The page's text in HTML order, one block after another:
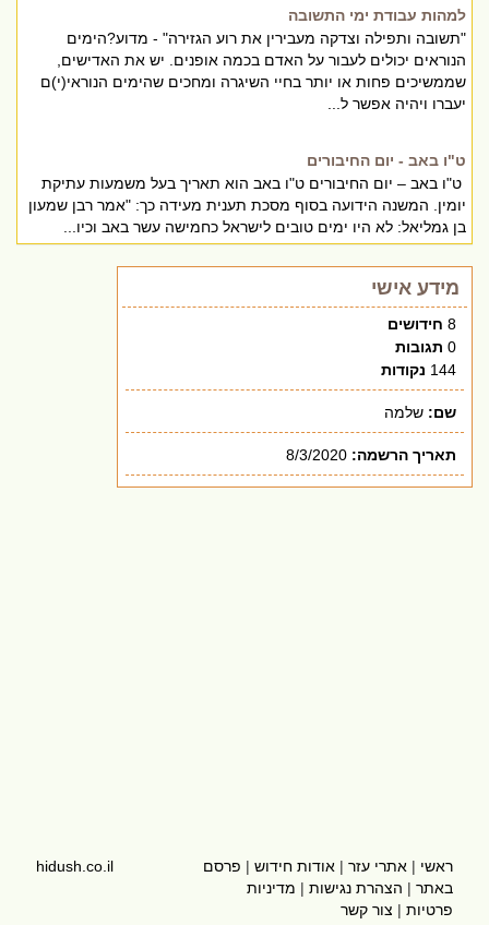
למהות עבודת ימי התשובה
"תשובה ותפילה וצדקה מעבירין את רוע הגזירה" - מדוע?הימים
הנוראים יכולים לעבור על האדם בכמה אופנים. יש את האדישים,
שממשיכים פחות או יותר בחיי השיגרה ומחכים שהימים הנוראי(י)ם
יעברו ויהיה אפשר ל...
ט"ו באב - יום החיבורים
ט"ו באב – יום החיבורים ט"ו באב הוא תאריך בעל משמעות עתיקת
יומין. המשנה הידועה בסוף מסכת תענית מעידה כך: "אמר רבן שמעון
בן גמליאל: לא היו ימים טובים לישראל כחמישה עשר באב וכיו...
מידע אישי
8 חידושים
0 תגובות
144 נקודות
שם: שלמה
תאריך הרשמה: 8/3/2020
ראשי | אתרי עזר | אודות חידוש | פרסם
באתר | הצהרת נגישות | מדיניות
פרטיות | צור קשר
hidush.co.il